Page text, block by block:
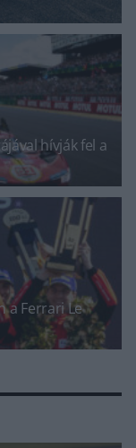
hívják fel a
a Ferrari Le